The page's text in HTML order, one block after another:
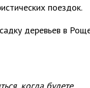
поездок.
деревьев в
когда будете